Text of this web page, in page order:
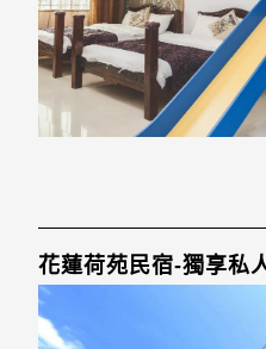
花蓮荷苑民宿-獨享私